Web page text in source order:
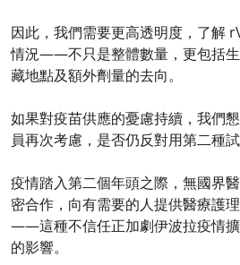
因此，我們需要更高透明度，了解
情況——不只是整體數量，更包括
藏地點及額外劑量的去向。
如果對疫苗供應的憂慮持續，我們
員再次考慮，是否仍反對用第二種
疫情踏入第二個年頭之際，無國界
密合作，向有需要的人提供醫療護
——這種不信任正加劇伊波拉疫情
的影響。